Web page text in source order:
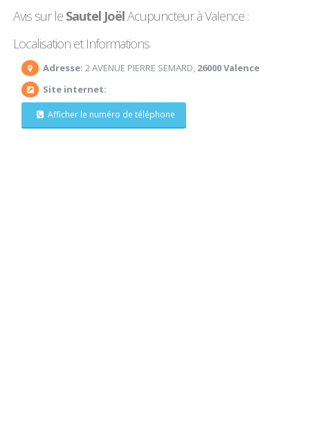
Avis sur le Sautel JoëlAcupuncteur à Valence :
Localisation et Informations
Adresse: 2 AVENUE PIERRE SEMARD, 26000 Valence
Site internet:
Afficher le numéro de téléphone